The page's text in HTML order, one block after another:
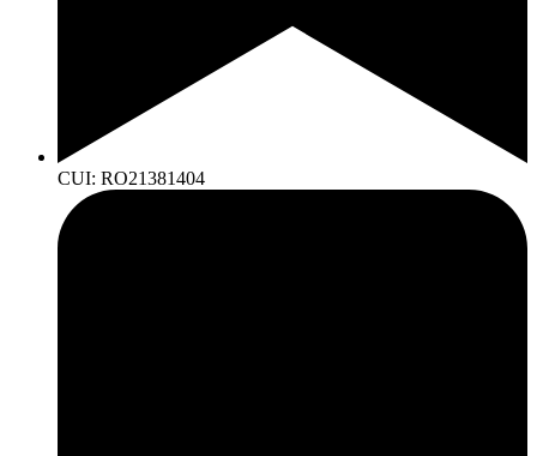
CUI: RO21381404